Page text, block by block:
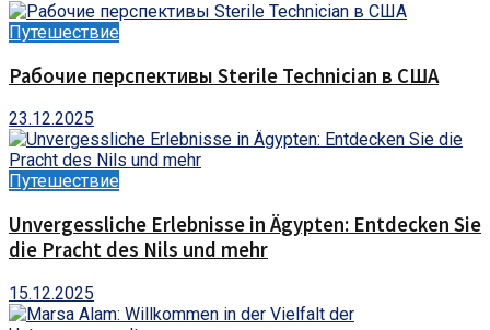
Путешествие
Рабочие перспективы Sterile Technician в США
23.12.2025
Путешествие
Unvergessliche Erlebnisse in Ägypten: Entdecken Sie
die Pracht des Nils und mehr
15.12.2025